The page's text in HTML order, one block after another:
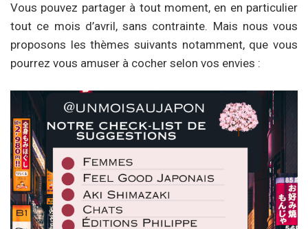
Vous pouvez partager à tout moment, en en particulier
tout ce mois d’avril, sans contrainte. Mais nous vous
proposons les thèmes suivants notamment, que vous
pourrez vous amuser à cocher selon vos envies :